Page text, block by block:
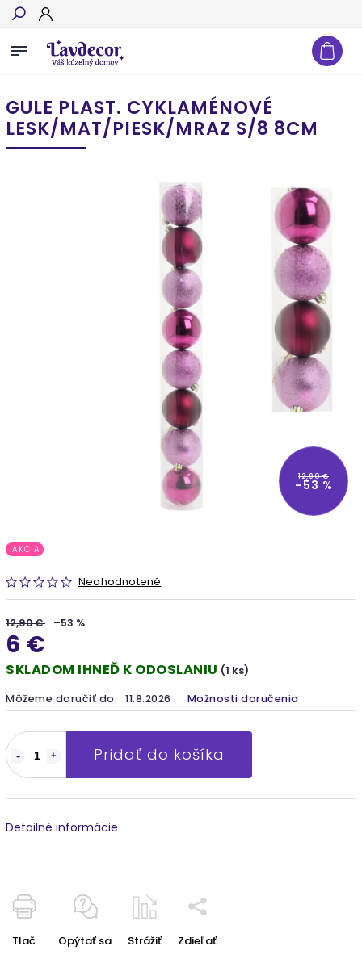
Hľadať
GULE PLAST. CYKLAMÉNOVÉ
LESK/MAT/PIESK/MRAZ S/8 8CM
12,90 €
–53 %
AKCIA
Neohodnotené
12,90 € –53 %
6 €
SKLADOM IHNEĎ K ODOSLANIU (1 ks)
Môžeme doručiť do: 11.8.2026 Možnosti doručenia
Pridať do košíka
Detailné informácie
Tlač Opýtať sa Strážiť Zdieľať